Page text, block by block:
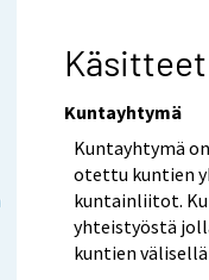
Kuntayhtymä
Kuntayhtymä
otettu kuntien
kuntainliitot.
yhteistyöstä
kuntien